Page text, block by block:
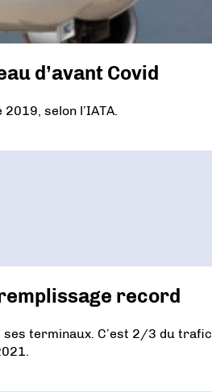
d’avant Covid
selon l’IATA.
record
ses terminaux. C’est 2/3 du trafic